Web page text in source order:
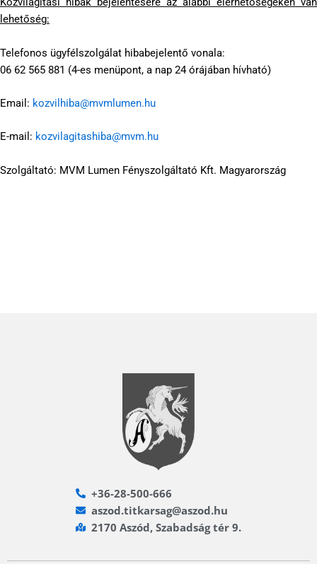
lehetőség:
Telefonos ügyfélszolgálat hibabejelentő vonala:
06 62 565 881 (4-es menüpont, a nap 24 órájában hívható)
Email: kozvilhiba@mvmlumen.hu
E-mail: kozvilagitashiba@mvm.hu
Szolgáltató: MVM Lumen Fényszolgáltató Kft. Magyarország
+36-28-500-666
aszod.titkarsag@aszod.hu
2170 Aszód, Szabadság tér 9.